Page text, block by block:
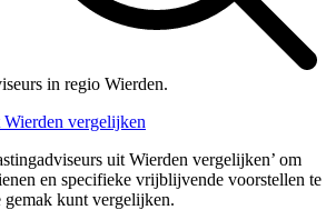
in regio Wierden.
vergelijken
uit Wierden vergelijken’ om
en specifieke vrijblijvende voorstellen te
kunt vergelijken.